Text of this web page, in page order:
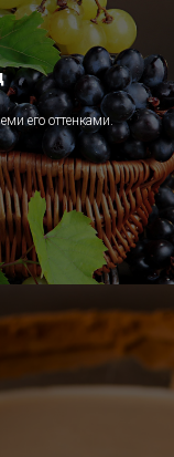
его оттенками.